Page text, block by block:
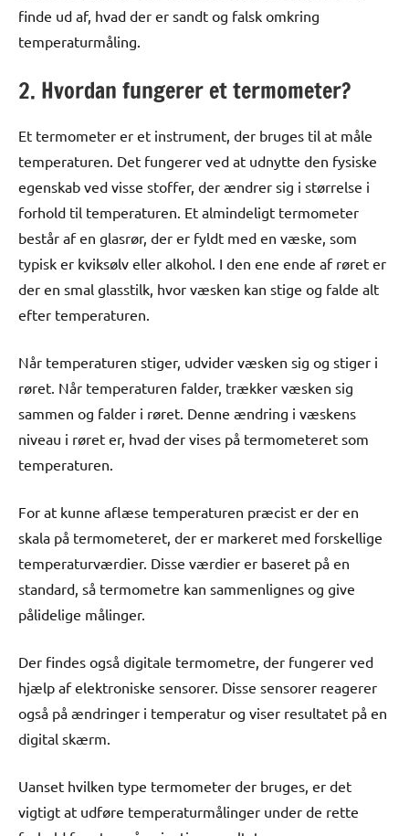
finde ud af, hvad der er sandt og falsk omkring
temperaturmåling.
2. Hvordan fungerer et termometer?
Et termometer er et instrument, der bruges til at måle
temperaturen. Det fungerer ved at udnytte den fysiske
egenskab ved visse stoffer, der ændrer sig i størrelse i
forhold til temperaturen. Et almindeligt termometer
består af en glasrør, der er fyldt med en væske, som
typisk er kviksølv eller alkohol. I den ene ende af røret er
der en smal glasstilk, hvor væsken kan stige og falde alt
efter temperaturen.
Når temperaturen stiger, udvider væsken sig og stiger i
røret. Når temperaturen falder, trækker væsken sig
sammen og falder i røret. Denne ændring i væskens
niveau i røret er, hvad der vises på termometeret som
temperaturen.
For at kunne aflæse temperaturen præcist er der en
skala på termometeret, der er markeret med forskellige
temperaturværdier. Disse værdier er baseret på en
standard, så termometre kan sammenlignes og give
pålidelige målinger.
Der findes også digitale termometre, der fungerer ved
hjælp af elektroniske sensorer. Disse sensorer reagerer
også på ændringer i temperatur og viser resultatet på en
digital skærm.
Uanset hvilken type termometer der bruges, er det
vigtigt at udføre temperaturmålinger under de rette